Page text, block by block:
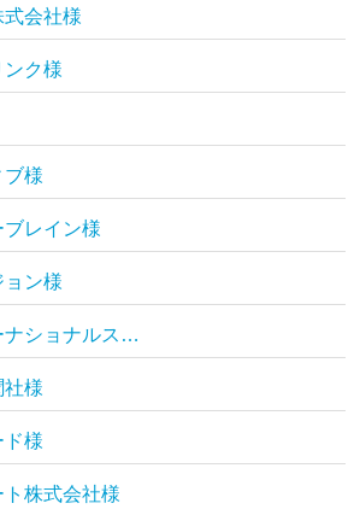
会社様
ク様
ブ様
レイン様
ン様
ーツマーケティング様
社様
ド様
株式会社様